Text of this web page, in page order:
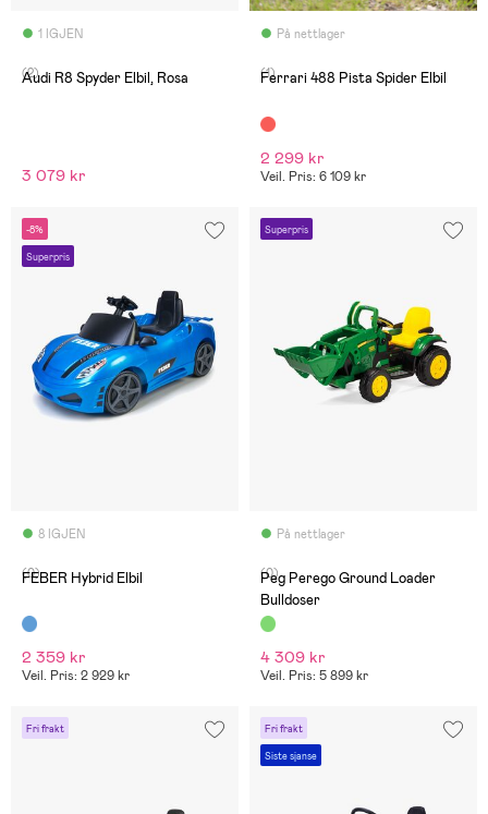
1 IGJEN
(2)
Audi R8 Spyder Elbil, Rosa
3 079 kr
På nettlager
(1)
Ferrari 488 Pista Spider Elbil
2 299 kr
Veil. Pris: 6 109 kr
-8%
Superpris
8 IGJEN
(0)
FEBER Hybrid Elbil
2 359 kr
Veil. Pris: 2 929 kr
Superpris
På nettlager
(0)
Peg Perego Ground Loader
Bulldoser
4 309 kr
Veil. Pris: 5 899 kr
Fri frakt Fri frakt
Siste sjanse